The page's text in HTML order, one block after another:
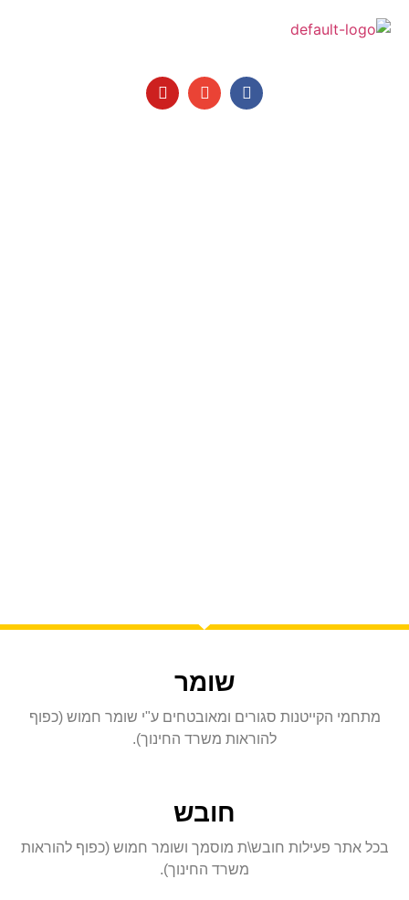
שומר
מתחמי הקייטנות סגורים ומאובטחים ע"י שומר חמוש (כפוף
להוראות משרד החינוך).
חובש
בכל אתר פעילות חובש\ת מוסמך ושומר חמוש (כפוף להוראות
משרד החינוך).